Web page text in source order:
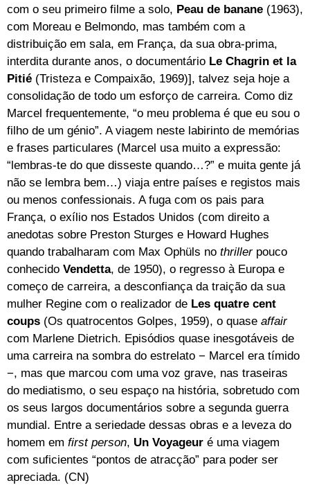
com o seu primeiro filme a solo, Peau de banane (1963),
com Moreau e Belmondo, mas também com a
distribuição em sala, em França, da sua obra-prima,
interdita durante anos, o documentário Le Chagrin et la
Pitié (Tristeza e Compaixão, 1969)], talvez seja hoje a
consolidação de todo um esforço de carreira. Como diz
Marcel frequentemente, “o meu problema é que eu sou o
filho de um génio”. A viagem neste labirinto de memórias
e frases particulares (Marcel usa muito a expressão:
“lembras-te do que disseste quando…?” e muita gente já
não se lembra bem…) viaja entre países e registos mais
ou menos confessionais. A fuga com os pais para
França, o exílio nos Estados Unidos (com direito a
anedotas sobre Preston Sturges e Howard Hughes
quando trabalharam com Max Ophüls no thrillerpouco
conhecido Vendetta, de 1950), o regresso à Europa e
começo de carreira, a desconfiança da traição da sua
mulher Regine com o realizador de Les quatre cent
coups (Os quatrocentos Golpes, 1959), o quase affair
com Marlene Dietrich. Episódios quase inesgotáveis de
uma carreira na sombra do estrelato − Marcel era tímido
−, mas que marcou com uma voz grave, nas traseiras
do mediatismo, o seu espaço na história, sobretudo com
os seus largos documentários sobre a segunda guerra
mundial. Entre a seriedade dessas obras e a leveza do
homem em first person, Un Voyageur é uma viagem
com suficientes “pontos de atracção” para poder ser
apreciada. (CN)